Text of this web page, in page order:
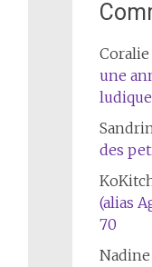
Coralie
une
ludique
des
(alias
70
Nadine